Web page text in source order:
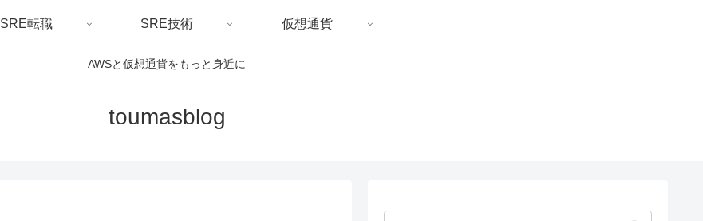
AWSと仮想通貨をもっと身近に
toumasblog
SRE転職 SRE技術 仮想通貨